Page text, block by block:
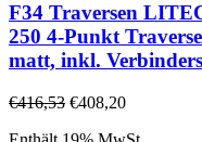
F34 Traversen
250 4-Punkt
matt, inkl.
€416,53 €408,20